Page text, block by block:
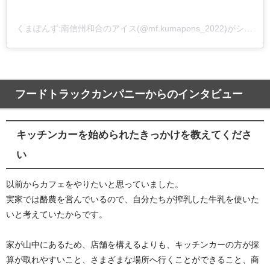
フードトラックカンパニーからのインタビュー
キッチンカーを始められたきっかけを教えてくださ
い
以前からカフェをやりたいと思っていました。
実家では酪農を営んでいるので、自分たちが搾乳した牛乳を使いた
いと考えていたからです。
家が山中にあるため、店舗を構えるよりも、キッチンカーの方が採
算が取れやすいこと、さまざまな場所へ行くことができること、商